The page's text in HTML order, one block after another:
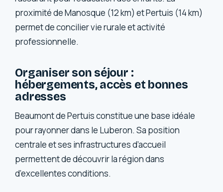
proximité de Manosque (12 km) et Pertuis (14 km)
permet de concilier vie rurale et activité
professionnelle.
Organiser son séjour :
hébergements, accès et bonnes
adresses
Beaumont de Pertuis constitue une base idéale
pour rayonner dans le Luberon. Sa position
centrale et ses infrastructures d’accueil
permettent de découvrir la région dans
d’excellentes conditions.